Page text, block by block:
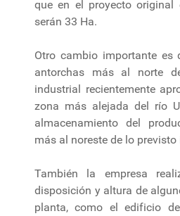
que en el proyecto
serán 33 Ha.
Otro cambio importante es
antorchas más al norte
industrial recientemente
zona más alejada del río
almacenamiento del
más al noreste de lo
También la empresa
disposición y altura de
planta, como el edificio